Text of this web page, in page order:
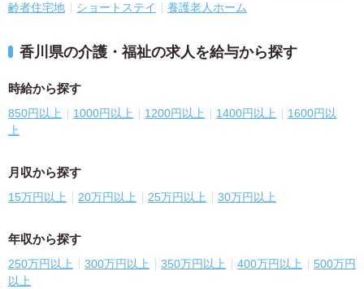
齢者住宅地
ショートステイ 養護老人ホーム
香川県の介護・福祉の求人を給与から探す
時給から探す
850円以上 1000円以上 1200円以上 1400円以上
1600円以
上
月収から探す
15万円以上 20万円以上 25万円以上 30万円以上
年収から探す
250万円以上 300万円以上 350万円以上 400万円以上
500万円
以上